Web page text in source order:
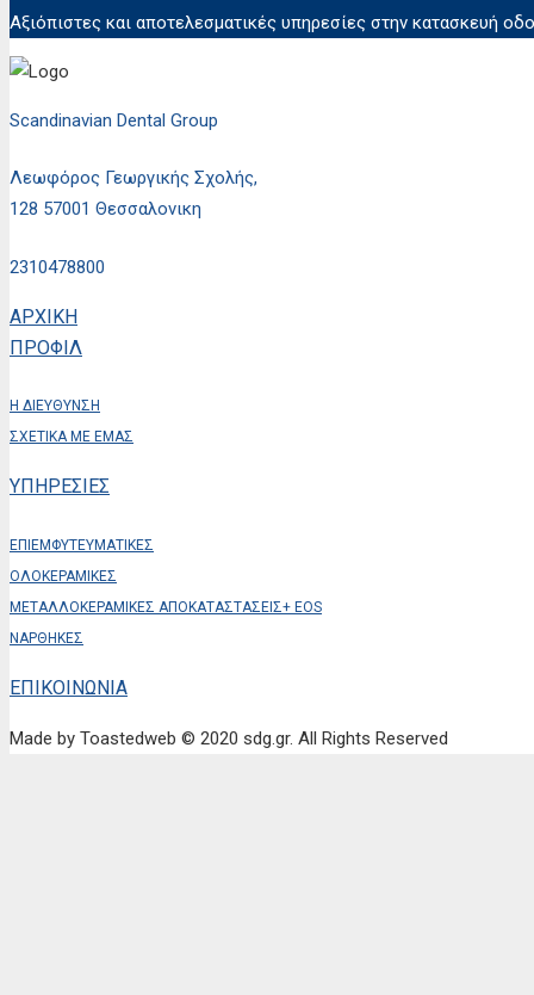
Αξιόπιστες και αποτελεσματικές υπηρεσίες στην κατασκευή
Scandinavian Dental Group
Λεωφόρος Γεωργικής Σχολής,
128 57001 Θεσσαλονικη
2310478800
ΑΡΧΙΚΗ
ΠΡΟΦΙΛ
Η ΔΙΕΥΘΥΝΣΗ
ΣΧΕΤΙΚΑ ΜΕ ΕΜΑΣ
ΥΠΗΡΕΣΙΕΣ
ΕΠΙΕΜΦΥΤΕΥΜΑΤΙΚΕΣ
ΟΛΟΚΕΡΑΜΙΚΕΣ
ΜΕΤΑΛΛΟΚΕΡΑΜΙΚΕΣ ΑΠΟΚΑΤΑΣΤΑΣΕΙΣ+ EOS
ΝΑΡΘΗΚΕΣ
ΕΠΙΚΟΙΝΩΝΙΑ
Made by Toastedweb © 2020 sdg.gr. All Rights Reserved